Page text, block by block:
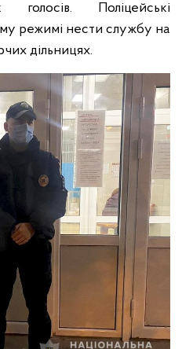
голосів. Поліцейські
режимі нести службу на
дільницях.